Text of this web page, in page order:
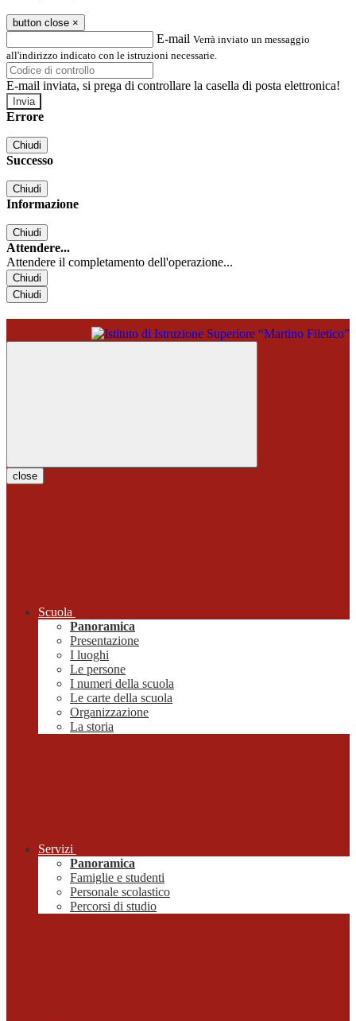
button close ×
E-mail Verrà inviato un messaggio
all'indirizzo indicato con le istruzioni necessarie.
E-mail inviata, si prega di controllare la casella di posta elettronica!
Errore
Chiudi
Successo
Chiudi
Informazione
Chiudi
Attendere...
Attendere il completamento dell'operazione...
Chiudi
Chiudi
close
Scuola
Panoramica
Presentazione
I luoghi
Le persone
I numeri della scuola
Le carte della scuola
Organizzazione
La storia
Servizi
Panoramica
Famiglie e studenti
Personale scolastico
Percorsi di studio